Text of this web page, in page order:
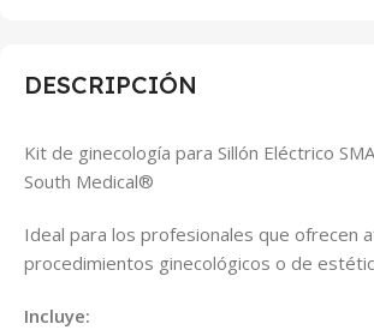
DESCRIPCIÓN
Kit de ginecología para Sillón Eléctrico
South Medical®
Ideal para los profesionales que ofrecen
procedimientos ginecológicos o de
Incluye: